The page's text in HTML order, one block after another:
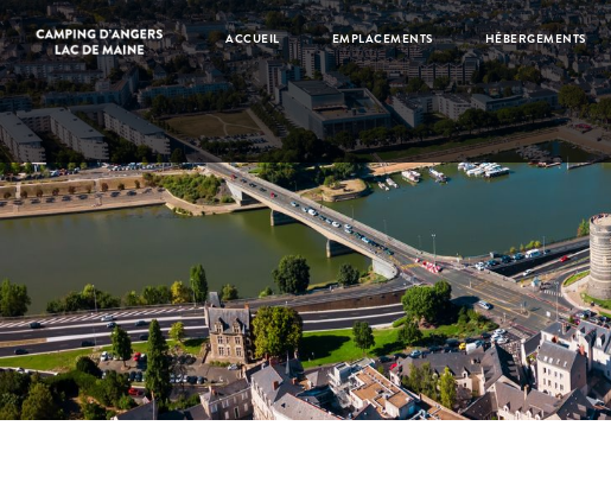
ACCUEIL EMPLACEMENTS HÉBERGEMENTS